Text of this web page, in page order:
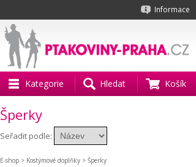
Informace
Kategorie Hledat Košík
Šperky
Seřadit podle:
E-shop > Kostýmové doplňky > Šperky